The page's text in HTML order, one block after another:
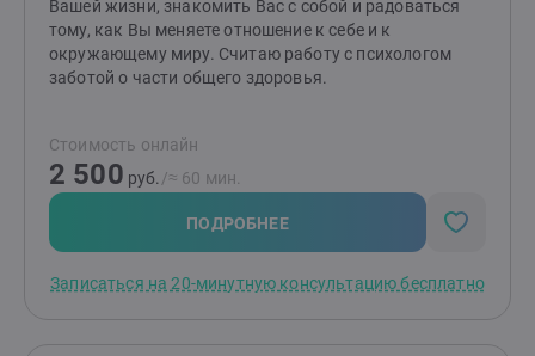
Вашей жизни, знакомить Вас с собой и радоваться
тому, как Вы меняете отношение к себе и к
окружающему миру. Считаю работу с психологом
заботой о части общего здоровья.
Стоимость онлайн
2 500 руб. /≈ 60 мин.
ПОДРОБНЕЕ
Записаться на 20-минутную консультацию бесплатно